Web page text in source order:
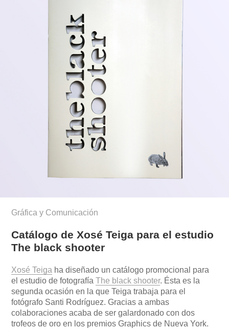
Gráfica y Comunicación
Catálogo de Xosé Teiga para el estudio
The black shooter
Xosé Teiga ha diseñado un catálogo promocional para
el estudio de fotografíaThe black shooter. Ésta es la
segunda ocasión en la que Teiga trabaja para el
fotógrafo Santi Rodríguez. Gracias a ambas
colaboraciones acaba de ser galardonado con dos
trofeos de oro en los premios Graphics de Nueva York.